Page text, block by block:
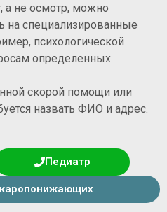
а не осмотр, можно
на специализированные
психологической
определенных
скорой помощи или
назвать ФИО и адрес.
Педиатр